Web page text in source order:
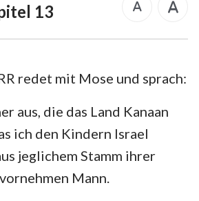
2. Chronik
Nehemia
Hiob
Sprüche
Hohelied
Jeremia
13
redet mit Mose und sprach:
aus, die das Land Kanaan
ich den Kindern Israel
jeglichem Stamm ihrer
Mann.